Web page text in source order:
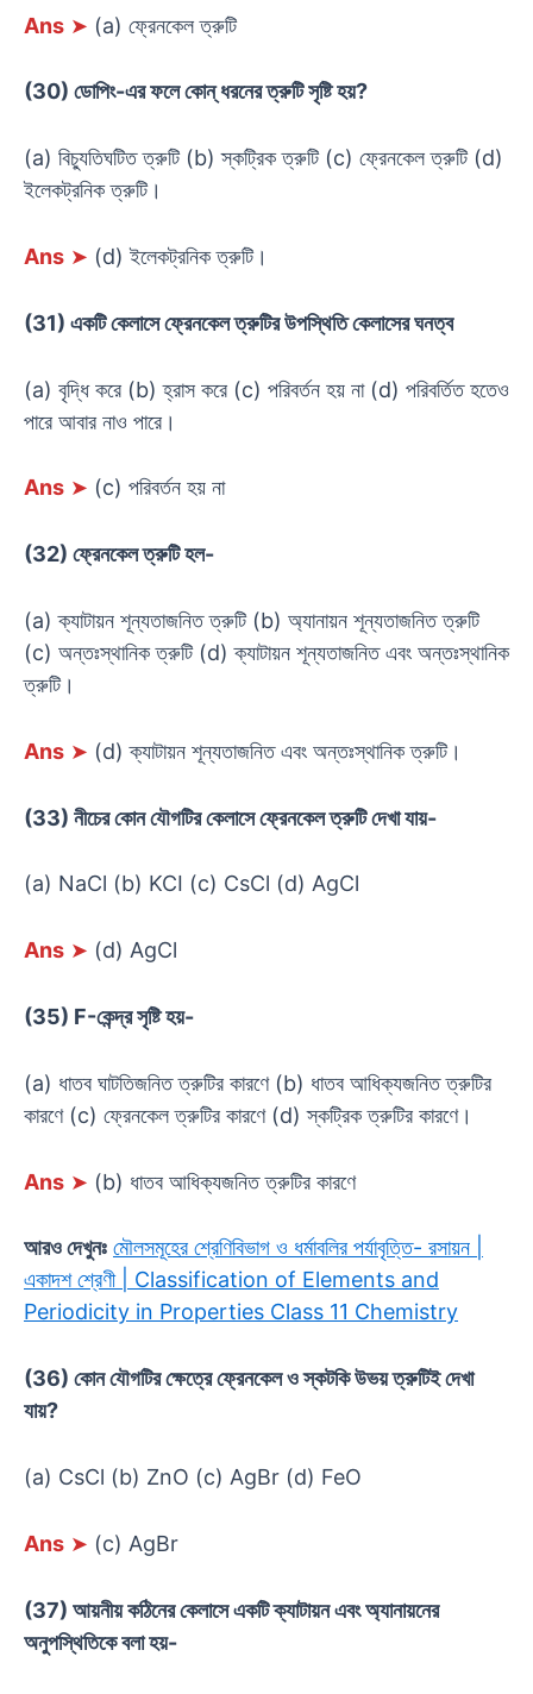
Ans ➤ (a) ফ্রেনকেল ত্রুটি
(30) ডোপিং-এর ফলে কোন্ ধরনের ত্রুটি সৃষ্টি হয়?
(a) বিচ্যুতিঘটিত ত্রুটি (b) স্কট্রিক ত্রুটি (c) ফ্রেনকেল ত্রুটি (d)
ইলেকট্রনিক ত্রুটি।
Ans ➤ (d) ইলেকট্রনিক ত্রুটি।
(31) একটি কেলাসে ফ্রেনকেল ত্রুটির উপস্থিতি কেলাসের ঘনত্ব
(a) বৃদ্ধি করে (b) হ্রাস করে (c) পরিবর্তন হয় না (d) পরিবর্তিত হতেও
পারে আবার নাও পারে।
Ans ➤ (c) পরিবর্তন হয় না
(32) ফ্রেনকেল ত্রুটি হল-
(a) ক্যাটায়ন শূন্যতাজনিত ত্রুটি (b) অ্যানায়ন শূন্যতাজনিত ত্রুটি
(c) অন্তঃস্থানিক ত্রুটি (d) ক্যাটায়ন শূন্যতাজনিত এবং অন্তঃস্থানিক
ত্রুটি।
Ans ➤ (d) ক্যাটায়ন শূন্যতাজনিত এবং অন্তঃস্থানিক ত্রুটি।
(33) নীচের কোন যৌগটির কেলাসে ফ্রেনকেল ত্রুটি দেখা যায়-
(a) NaCl (b) KCI (c) CsCl (d) AgCl
Ans ➤ (d) AgCl
(35) F-কেন্দ্র সৃষ্টি হয়-
(a) ধাতব ঘাটতিজনিত ত্রুটির কারণে (b) ধাতব আধিক্যজনিত ত্রুটির
কারণে (c) ফ্রেনকেল ত্রুটির কারণে (d) স্কট্রিক ত্রুটির কারণে।
Ans ➤ (b) ধাতব আধিক্যজনিত ত্রুটির কারণে
আরও দেখুনঃ মৌলসমূহের শ্রেণিবিভাগ ও ধর্মাবলির পর্যাবৃত্তি- রসায়ন |
একাদশ শ্রেণী | Classification of Elements and
Periodicity in Properties Class 11 Chemistry
(36) কোন যৌগটির ক্ষেত্রে ফ্রেনকেল ও স্কটকি উভয় ত্রুটিই দেখা
যায়?
(a) CsCl (b) ZnO (c) AgBr (d) FeO
Ans ➤ (c) AgBr
(37) আয়নীয় কঠিনের কেলাসে একটি ক্যাটায়ন এবং অ্যানায়নের
অনুপস্থিতিকে বলা হয়-